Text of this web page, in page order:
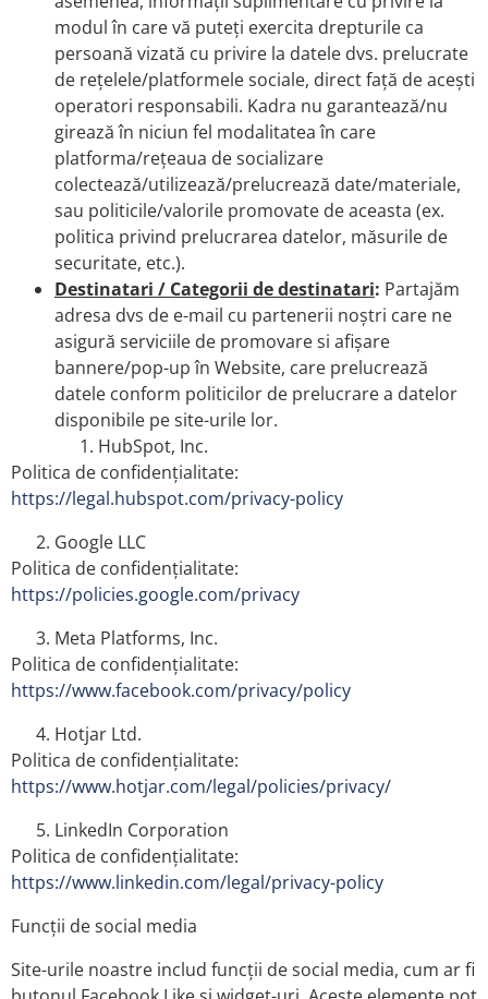
modul în care vă puteți exercita drepturile ca
persoană vizată cu privire la datele dvs. prelucrate
de rețelele/platformele sociale, direct față de acești
operatori responsabili. Kadra nu garantează/nu
girează în niciun fel modalitatea în care
platforma/rețeaua de socializare
colectează/utilizează/prelucrează date/materiale,
sau politicile/valorile promovate de aceasta (ex.
politica privind prelucrarea datelor, măsurile de
securitate, etc.).
Destinatari / Categorii de destinatari: Partajăm
adresa dvs de e-mail cu partenerii noștri care ne
asigură serviciile de promovare si afișare
bannere/pop-up în Website, care prelucrează
datele conform politicilor de prelucrare a datelor
disponibile pe site-urile lor.
HubSpot, Inc.
Politica de confidențialitate:
https://legal.hubspot.com/privacy-policy
Google LLC
Politica de confidențialitate:
https://policies.google.com/privacy
Meta Platforms, Inc.
Politica de confidențialitate:
https://www.facebook.com/privacy/policy
Hotjar Ltd.
Politica de confidențialitate:
https://www.hotjar.com/legal/policies/privacy/
LinkedIn Corporation
Politica de confidențialitate:
https://www.linkedin.com/legal/privacy-policy
Funcții de social media
Site-urile noastre includ funcții de social media, cum ar fi